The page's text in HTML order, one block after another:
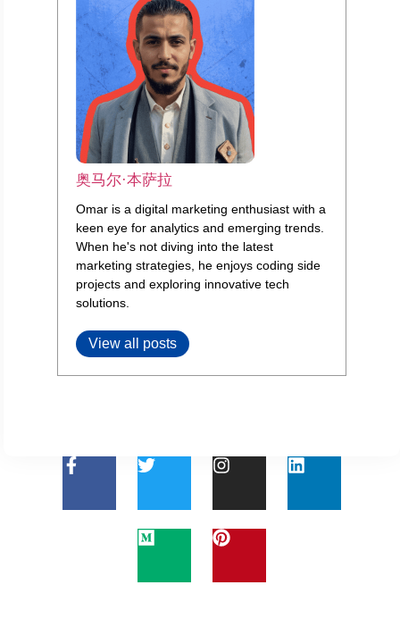
奥马尔·本萨拉
Omar is a digital marketing enthusiast with a
keen eye for analytics and emerging trends.
When he's not diving into the latest
marketing strategies, he enjoys coding side
projects and exploring innovative tech
solutions.
View all posts